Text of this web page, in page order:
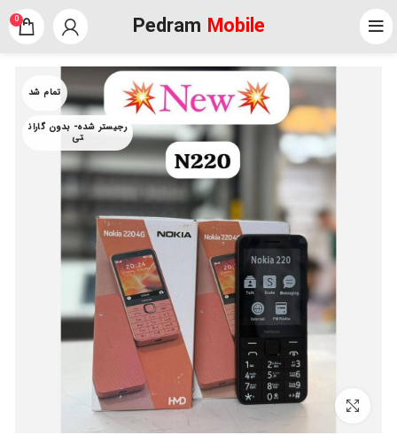
Pedram Mobile
0
تمام شد
رجیستر شده- بدون گاران
تی
برای بزرگنمایی کلیک کنید